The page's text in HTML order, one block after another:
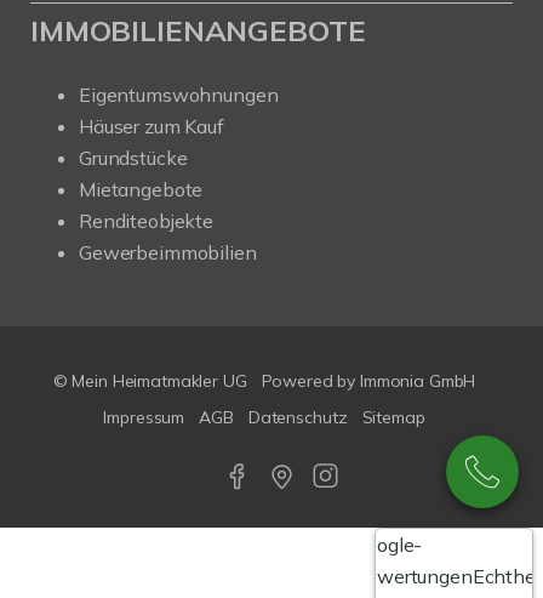
IMMOBILIENANGEBOTE
Eigentumswohnungen
Häuser zum Kauf
Grundstücke
Mietangebote
Renditeobjekte
Gewerbeimmobilien
© Mein Heimatmakler UG
Powered by Immonia GmbH
Impressum
AGB Datenschutz Sitemap
Google-
Bewertungen